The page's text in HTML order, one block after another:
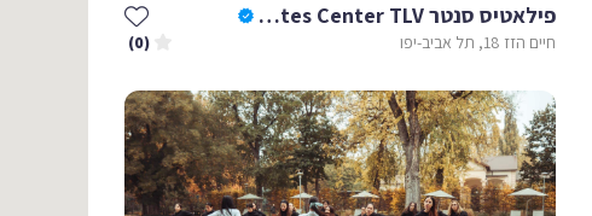
פילאטיס סנטר The Pilates Center TLV
חיים הזז 18, תל אביב-יפו (0)